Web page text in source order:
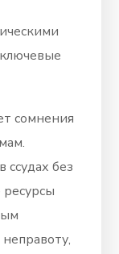
сомнения
без